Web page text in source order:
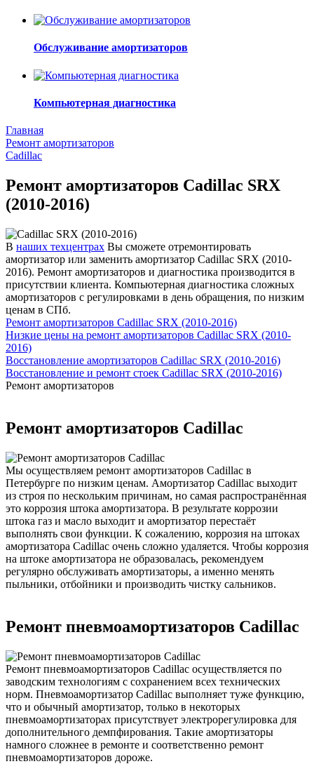
Обслуживание амортизаторов
Компьютерная диагностика
Главная
Ремонт амортизаторов
Cadillac
Ремонт амортизаторов Cadillac SRX
(2010-2016)
В наших техцентрах Вы сможете отремонтировать
амортизатор или заменить амортизатор Cadillac SRX (2010-
2016). Ремонт амортизаторов и диагностика производится в
присутствии клиента. Компьютерная диагностика сложных
амортизаторов с регулировками в день обращения, по низким
ценам в СПб.
Ремонт амортизаторов Cadillac SRX (2010-2016)
Низкие цены на ремонт амортизаторов Cadillac SRX (2010-
2016)
Восстановление амортизаторов Cadillac SRX (2010-2016)
Восстановление и ремонт стоек Cadillac SRX (2010-2016)
Ремонт амортизаторов
Ремонт амортизаторов Cadillac
Мы осуществляем ремонт амортизаторов Cadillac в
Петербурге по низким ценам. Амортизатор Cadillac выходит
из строя по нескольким причинам, но самая распространённая
это коррозия штока амортизатора. В результате коррозии
штока газ и масло выходит и амортизатор перестаёт
выполнять свои функции. К сожалению, коррозия на штоках
амортизатора Cadillac очень сложно удаляется. Чтобы коррозия
на штоке амортизатора не образовалась, рекомендуем
регулярно обслуживать амортизаторы, а именно менять
пыльники, отбойники и производить чистку сальников.
Ремонт пневмоамортизаторов Cadillac
Ремонт пневмоамортизаторов Cadillac осуществляется по
заводским технологиям с сохранением всех технических
норм. Пневмоамортизатор Cadillac выполняет туже функцию,
что и обычный амортизатор, только в некоторых
пневмоамортизаторах присутствует электрорегулировка для
дополнительного демпфирования. Такие амортизаторы
намного сложнее в ремонте и соответственно ремонт
пневмоамортизаторов дороже.